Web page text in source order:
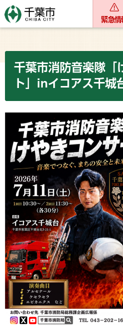
緊急情
千葉市消防音楽隊「
ト」inイコアス千城